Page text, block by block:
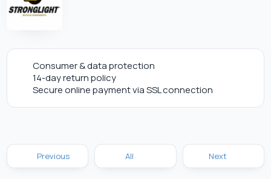
Consumer & data protection
14-day return policy
Secure online payment via SSL connection
Previous All Next